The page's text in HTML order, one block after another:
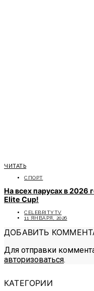
ЧИТАТЬ
СПОРТ
На всех парусах в 2026
Elite Cup!
CELEBRITYTV
11 ЯНВАРЯ, 2026
ДОБАВИТЬ
Для отправки
авторизоваться.
КАТЕГОРИИ